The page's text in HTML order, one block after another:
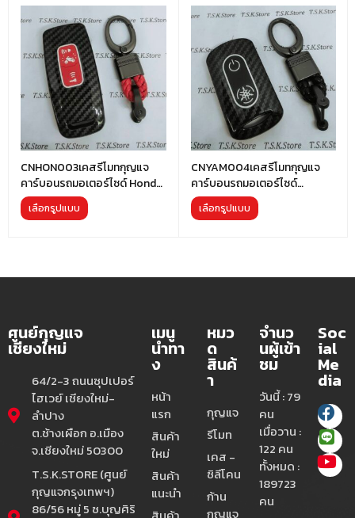
CNHON003เคสรีโมทกุญแจ
คาร์บอนรถมอเตอร์ไซด์ Honda
PCX160 PCX2021
เลือกรูปแบบ
CNYAM004เคสรีโมทกุญแจ
คาร์บอนรถมอเตอร์ไซด์
YAMAHA
เลือกรูปแบบ
ศูนย์กุญแจ
เชียงใหม่
64/2-3 ถนนซุปเปอร์
ไฮเวย์ เชียงใหม่-
ลำปาง
ต.ช้างเผือก อ.เมือง
จ.เชียงใหม่ 50300
T.S.K.STORE (ศูนย์
กุญแจกรุงเทพฯ)
86/56 หมู่ 5 ซ.บุญศิริ
เมนู
นำทา
ง
หน้า
แรก
สินค้า
ใหม่
สินค้า
แนะนำ
หมว
ด
สินค้
า
กุญแจ
รีโมท
เคส -
ซิลีโคน
ก้าน
กุญแจ
จำนว
นผู้เข้า
ชม
วันนี้ : 79
คน
เมื่อวาน :
122 คน
ทั้งหมด :
189723
คน
Soc
ial
Me
dia